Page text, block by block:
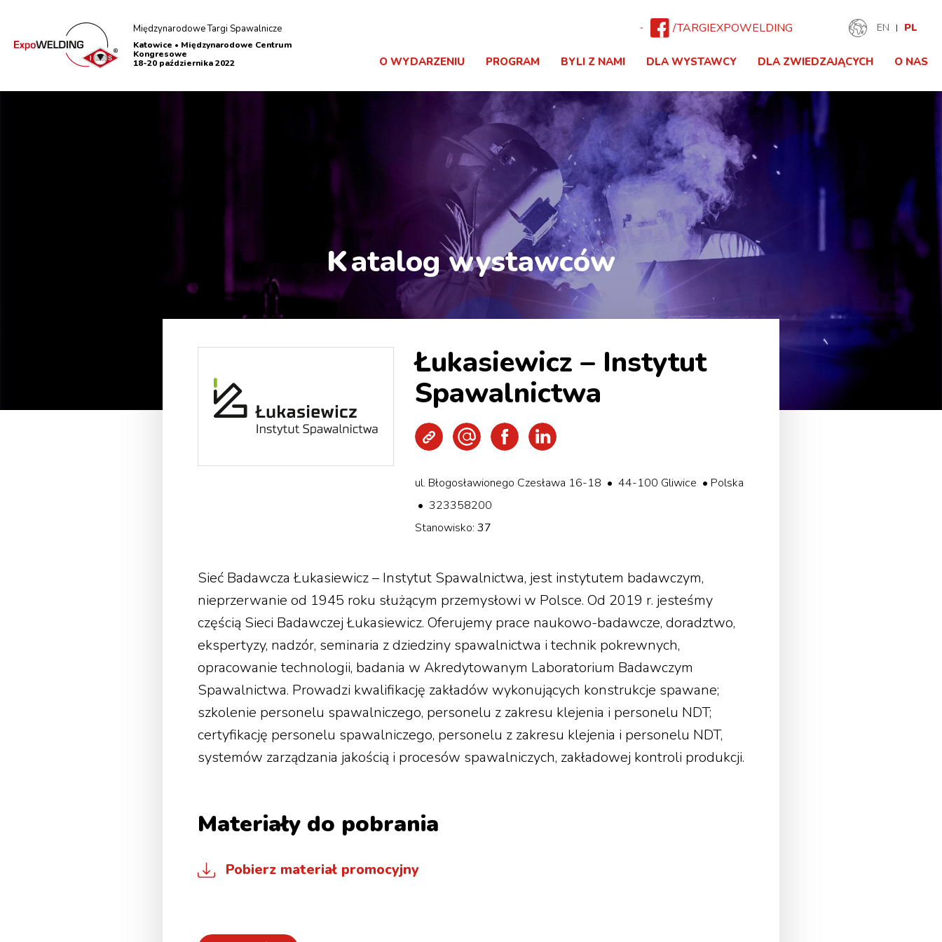
Międzynarodowe Targi Spawalnicze
Katowice • Międzynarodowe Centrum
Kongresowe
18-20 października 2022
/TARGIEXPOWELDING EN PL
O WYDARZENIU PROGRAM BYLI Z NAMI DLA WYSTAWCY DLA ZWIEDZAJĄCYCH O NAS
Katalog wystawców
Łukasiewicz – Instytut
Spawalnictwa
Strona WWW
Wyślij e-mail
Facebook
ul. Błogosławionego Czesława 16-18 • 44-100 Gliwice • Polska
• 323358200
Stanowisko: 37
Sieć Badawcza Łukasiewicz – Instytut Spawalnictwa, jest instytutem badawczym,
nieprzerwanie od 1945 roku służącym przemysłowi w Polsce. Od 2019 r. jesteśmy
częścią Sieci Badawczej Łukasiewicz. Oferujemy prace naukowo-badawcze, doradztwo,
ekspertyzy, nadzór, seminaria z dziedziny spawalnictwa i technik pokrewnych,
opracowanie technologii, badania w Akredytowanym Laboratorium Badawczym
Spawalnictwa. Prowadzi kwalifikację zakładów wykonujących konstrukcje spawane;
szkolenie personelu spawalniczego, personelu z zakresu klejenia i personelu NDT;
certyfikację personelu spawalniczego, personelu z zakresu klejenia i personelu NDT,
systemów zarządzania jakością i procesów spawalniczych, zakładowej kontroli produkcji.
Materiały do pobrania
Pobierz materiał promocyjny